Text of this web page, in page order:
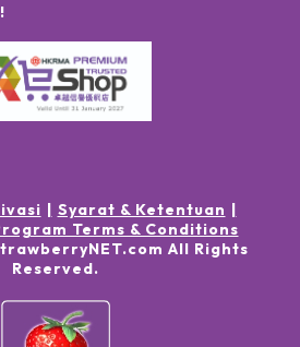
Syarat & Ketentuan
Terms & Conditions
All Rights
Reserved.